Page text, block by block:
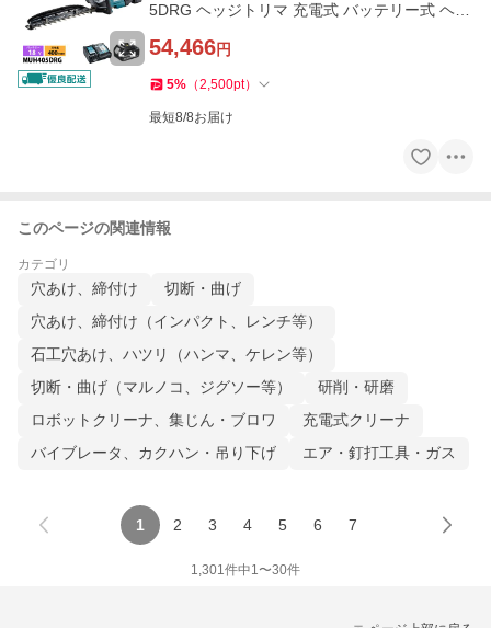
5DRG ヘッジトリマ 充電式 バッテリー式 ヘッ
54,466円
5% （2,500pt）
最短8/8お届け
このページの関連情報
カテゴリ
穴あけ、締付け
切断・曲げ
穴あけ、締付け（インパクト、レンチ等）
石工穴あけ、ハツリ（ハンマ、ケレン等）
切断・曲げ（マルノコ、ジグソー等）
研削・研磨
ロボットクリーナ、集じん・ブロワ
充電式クリーナ
バイブレータ、カクハン・吊り下げ
エア・釘打工具・ガス
1 2 3 4 5 6 7
1,301件中1〜30件